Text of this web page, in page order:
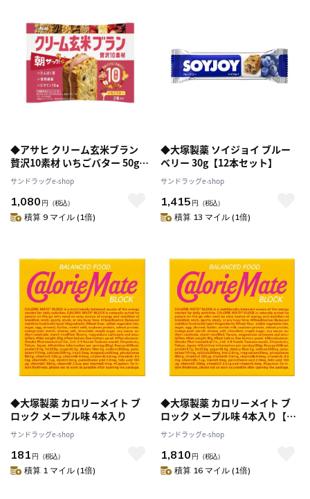
◆アサヒ クリーム玄米ブラン
贅沢10素材 いちごバター 50g
【6個セット】
サンドラッグe-shop
1,080 円 （税込）
積算 9 マイル (1倍)
◆大塚製薬 ソイジョイ ブルー
ベリー 30g【12本セット】
サンドラッグe-shop
1,415 円 （税込）
積算 13 マイル (1倍)
◆大塚製薬 カロリーメイト ブ
ロック メープル味 4本入り
サンドラッグe-shop
181 円 （税込）
積算 1 マイル (1倍)
◆大塚製薬 カロリーメイト ブ
ロック メープル味 4本入り【10
個セット】
サンドラッグe-shop
1,810 円 （税込）
積算 16 マイル (1倍)